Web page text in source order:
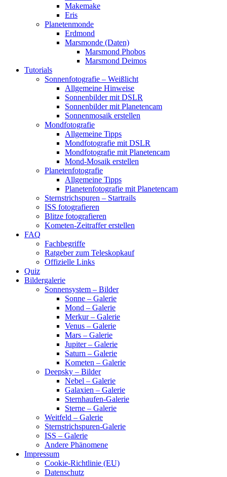
Makemake
Eris
Planetenmonde
Erdmond
Marsmonde (Daten)
Marsmond Phobos
Marsmond Deimos
Tutorials
Sonnenfotografie – Weißlicht
Allgemeine Hinweise
Sonnenbilder mit DSLR
Sonnenbilder mit Planetencam
Sonnenmosaik erstellen
Mondfotografie
Allgemeine Tipps
Mondfotografie mit DSLR
Mondfotografie mit Planetencam
Mond-Mosaik erstellen
Planetenfotografie
Allgemeine Tipps
Planetenfotografie mit Planetencam
Sternstrichspuren – Startrails
ISS fotografieren
Blitze fotografieren
Kometen-Zeitraffer erstellen
FAQ
Fachbegriffe
Ratgeber zum Teleskopkauf
Offizielle Links
Quiz
Bildergalerie
Sonnensystem – Bilder
Sonne – Galerie
Mond – Galerie
Merkur – Galerie
Venus – Galerie
Mars – Galerie
Jupiter – Galerie
Saturn – Galerie
Kometen – Galerie
Deepsky – Bilder
Nebel – Galerie
Galaxien – Galerie
Sternhaufen-Galerie
Sterne – Galerie
Weitfeld – Galerie
Sternstrichspuren-Galerie
ISS – Galerie
Andere Phänomene
Impressum
Cookie-Richtlinie (EU)
Datenschutz